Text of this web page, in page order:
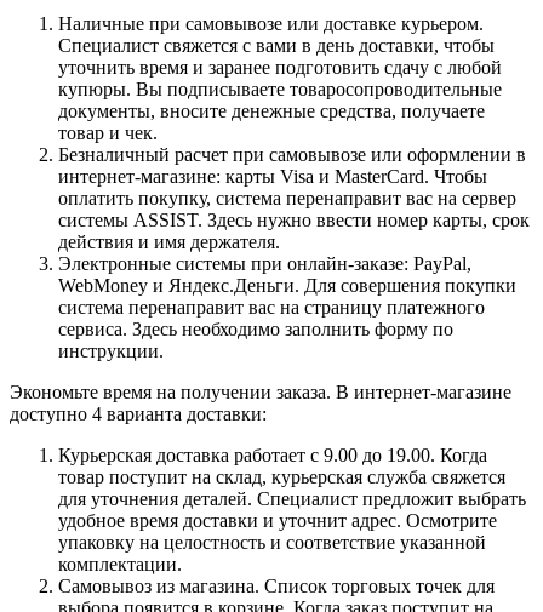
Наличные при самовывозе или доставке курьером.
Специалист свяжется с вами в день доставки, чтобы
уточнить время и заранее подготовить сдачу с любой
купюры. Вы подписываете товаросопроводительные
документы, вносите денежные средства, получаете
товар и чек.
Безналичный расчет при самовывозе или оформлении в
интернет-магазине: карты Visa и MasterCard. Чтобы
оплатить покупку, система перенаправит вас на сервер
системы ASSIST. Здесь нужно ввести номер карты, срок
действия и имя держателя.
Электронные системы при онлайн-заказе: PayPal,
WebMoney и Яндекс.Деньги. Для совершения покупки
система перенаправит вас на страницу платежного
сервиса. Здесь необходимо заполнить форму по
инструкции.
Экономьте время на получении заказа. В интернет-магазине
доступно 4 варианта доставки:
Курьерская доставка работает с 9.00 до 19.00. Когда
товар поступит на склад, курьерская служба свяжется
для уточнения деталей. Специалист предложит выбрать
удобное время доставки и уточнит адрес. Осмотрите
упаковку на целостность и соответствие указанной
комплектации.
Самовывоз из магазина. Список торговых точек для
выбора появится в корзине. Когда заказ поступит на